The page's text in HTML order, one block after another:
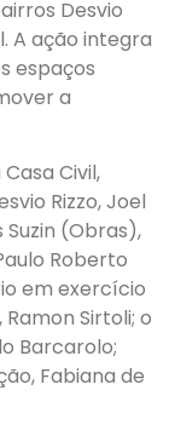
Desvio
A ação integra
espaços
a
Civil,
Rizzo, Joel
Suzin (Obras),
Roberto
em exercício
Sirtoli; o
Barcarolo;
Fabiana de